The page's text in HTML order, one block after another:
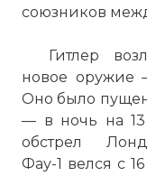
союзников
Гитлер
новое оружие
Оно было
— в ночь на
обстрел
Фау-1 велся с